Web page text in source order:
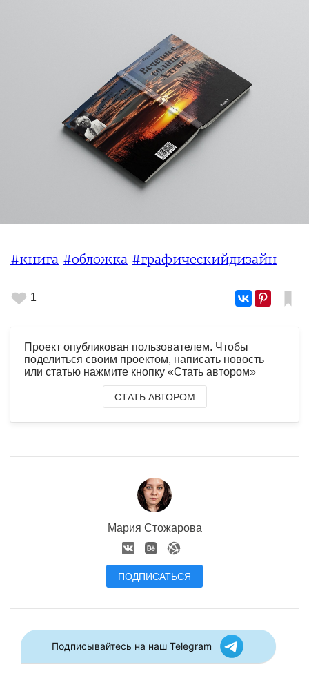
#книга #обложка #графическийдизайн
1
Проект опубликован пользователем. Чтобы
поделиться своим проектом, написать новость
или статью нажмите кнопку «Стать автором»
СТАТЬ АВТОРОМ
Мария Стожарова
ПОДПИСАТЬСЯ
Подписывайтесь на наш Telegram